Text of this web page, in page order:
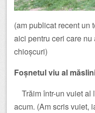
(am publicat recent un
aici pentru ceri care
chioșcuri)
Foșnetul viu al
Trăim într-un vuiet al
acum. (Am scris vuiet,